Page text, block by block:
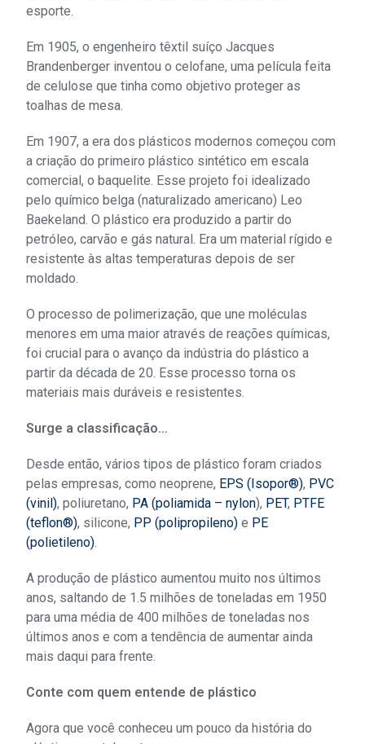
esporte.
Em 1905, o engenheiro têxtil suíço Jacques
Brandenberger inventou o celofane, uma película feita
de celulose que tinha como objetivo proteger as
toalhas de mesa.
Em 1907, a era dos plásticos modernos começou com
a criação do primeiro plástico sintético em escala
comercial, o baquelite. Esse projeto foi idealizado
pelo químico belga (naturalizado americano) Leo
Baekeland. O plástico era produzido a partir do
petróleo, carvão e gás natural. Era um material rígido e
resistente às altas temperaturas depois de ser
moldado.
O processo de polimerização, que une moléculas
menores em uma maior através de reações químicas,
foi crucial para o avanço da indústria do plástico a
partir da década de 20. Esse processo torna os
materiais mais duráveis e resistentes.
Surge a classificação…
Desde então, vários tipos de plástico foram criados
pelas empresas, como neoprene, EPS (Isopor®), PVC
(vinil), poliuretano, PA (poliamida – nylon), PET, PTFE
(teflon®), silicone, PP (polipropileno) e PE
(polietileno).
A produção de plástico aumentou muito nos últimos
anos, saltando de 1.5 milhões de toneladas em 1950
para uma média de 400 milhões de toneladas nos
últimos anos e com a tendência de aumentar ainda
mais daqui para frente.
Conte com quem entende de plástico
Agora que você conheceu um pouco da história do